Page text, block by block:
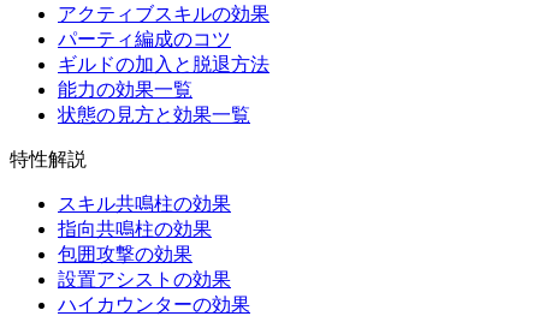
アクティブスキルの効果
パーティ編成のコツ
ギルドの加入と脱退方法
能力の効果一覧
状態の見方と効果一覧
特性解説
スキル共鳴柱の効果
指向共鳴柱の効果
包囲攻撃の効果
設置アシストの効果
ハイカウンターの効果